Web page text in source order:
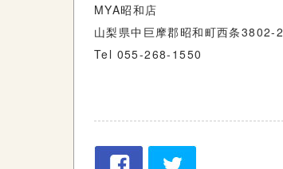
MYA昭和店
山梨県中巨摩郡昭和町西条3802-2
Tel 055-268-1550